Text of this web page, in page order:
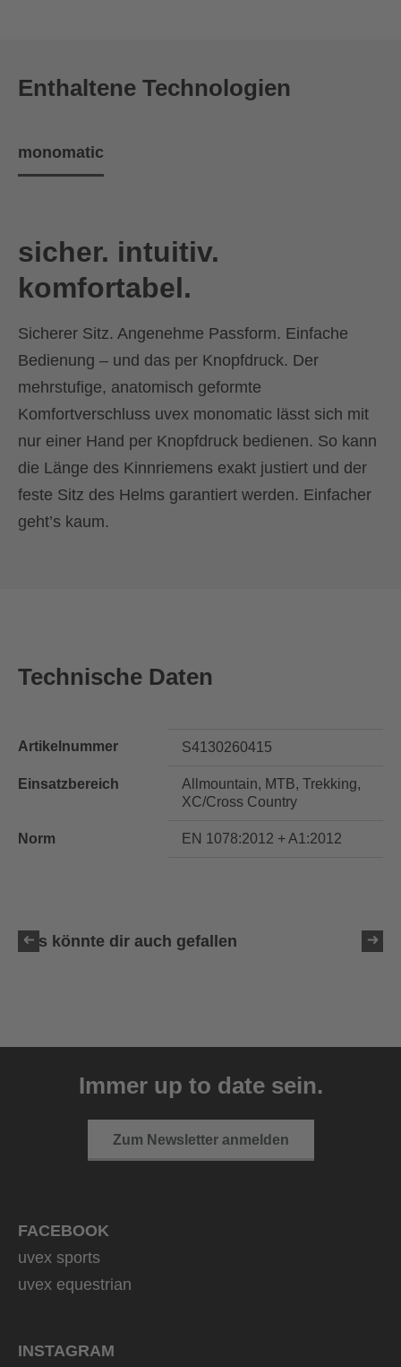
Enthaltene Technologien
monomatic
sicher. intuitiv.
komfortabel.
Sicherer Sitz. Angenehme Passform. Einfache
Bedienung – und das per Knopfdruck. Der
mehrstufige, anatomisch geformte
Komfortverschluss uvex monomatic lässt sich mit
nur einer Hand per Knopfdruck bedienen. So kann
die Länge des Kinnriemens exakt justiert und der
feste Sitz des Helms garantiert werden. Einfacher
geht’s kaum.
Technische Daten
Artikelnummer S4130260415
Einsatzbereich
Allmountain, MTB, Trekking,
XC/Cross Country
Norm EN 1078:2012 + A1:2012
Das könnte dir auch gefallen
1 FarbvariantenImmer up to date sein.
Zum Newsletter anmelden
FACEBOOK
uvex sports
uvex equestrian
INSTAGRAM